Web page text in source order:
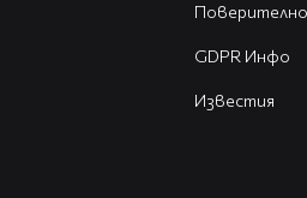
GDPR Инфо
Известия